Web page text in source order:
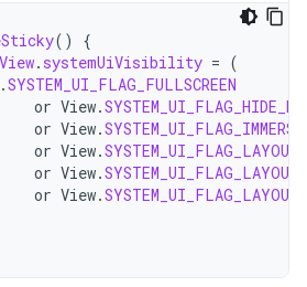
()
{
. systemUiVisibility = (
.SYSTEM_UI_FLAG_FULLSCREEN
or View.
or View.
or View.
or View.
or View.